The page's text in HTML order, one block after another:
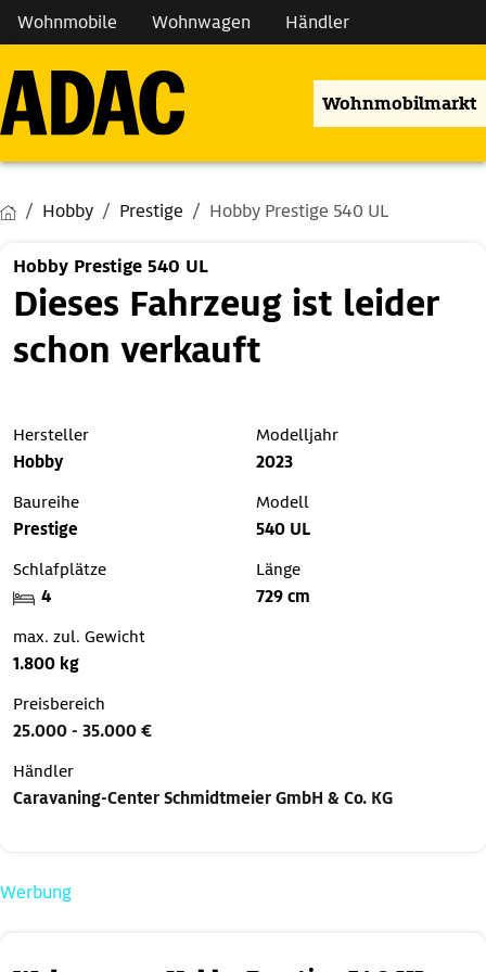
Wohnmobile Wohnwagen Händler
Wohnmobilmarkt
Hobby Prestige Hobby Prestige 540 UL
Hobby Prestige 540 UL
Dieses Fahrzeug ist leider
schon verkauft
Hersteller
Hobby
Modelljahr
2023
Baureihe
Prestige
Modell
540 UL
Schlafplätze
4
Länge
729 cm
max. zul. Gewicht
1.800 kg
Preisbereich
25.000 - 35.000 €
Händler
Caravaning-Center Schmidtmeier GmbH & Co. KG
Werbung